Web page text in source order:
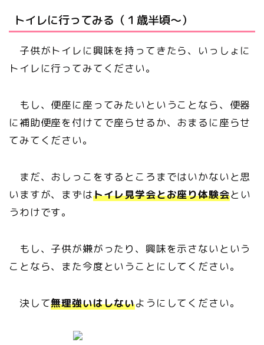
トイレに行ってみる（１歳半頃～）
子供がトイレに興味を持ってきたら、いっしょに
トイレに行ってみてください。
もし、便座に座ってみたいということなら、便器
に補助便座を付けてで座らせるか、おまるに座らせ
てみてください。
まだ、おしっこをするところまではいかないと思
いますが、まずはトイレ見学会とお座り体験会とい
うわけです。
もし、子供が嫌がったり、興味を示さないという
ことなら、また今度ということにしてください。
決して無理強いはしないようにしてください。